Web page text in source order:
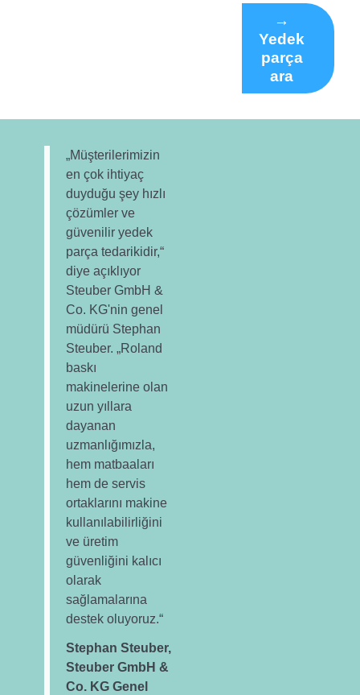
→
Yedek
parça
ara
„Müşterilerimizin
en çok ihtiyaç
duyduğu şey hızlı
çözümler ve
güvenilir yedek
parça tedarikidir,“
diye açıklıyor
Steuber GmbH &
Co. KG'nin genel
müdürü Stephan
Steuber. „Roland
baskı
makinelerine olan
uzun yıllara
dayanan
uzmanlığımızla,
hem matbaaları
hem de servis
ortaklarını makine
kullanılabilirliğini
ve üretim
güvenliğini kalıcı
olarak
sağlamalarına
destek oluyoruz.“
Stephan Steuber,
Steuber GmbH &
Co. KG Genel